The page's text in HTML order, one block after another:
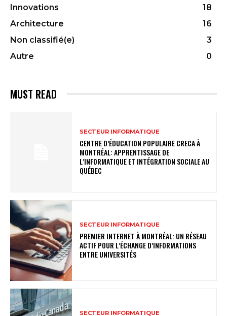
Innovations
18
Architecture
16
Non classifié(e)
3
Autre
0
MUST READ
SECTEUR INFORMATIQUE
CENTRE D’ÉDUCATION POPULAIRE CRECA À
MONTRÉAL: APPRENTISSAGE DE
L’INFORMATIQUE ET INTÉGRATION SOCIALE AU
QUÉBEC
SECTEUR INFORMATIQUE
PREMIER INTERNET À MONTRÉAL: UN RÉSEAU
ACTIF POUR L’ÉCHANGE D’INFORMATIONS
ENTRE UNIVERSITÉS
SECTEUR INFORMATIQUE